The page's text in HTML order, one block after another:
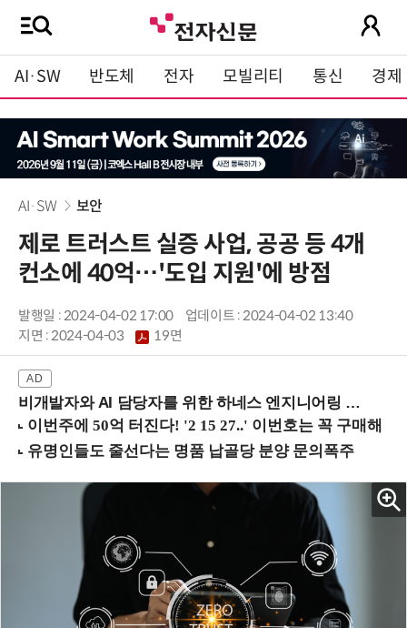
AI·SW 반도체 전자 모빌리티 통신 경제
AI·SW 보안
제로 트러스트 실증 사업, 공공 등 4개
컨소에 40억…'도입 지원'에 방점
발행일 : 2024-04-02 17:00
업데이트 : 2024-04-02 13:40
지면 :2024-04-03 19면
비개발자와 AI 담당자를 위한 하네스 엔지니어링 입문과정 (8/20 신논현역)